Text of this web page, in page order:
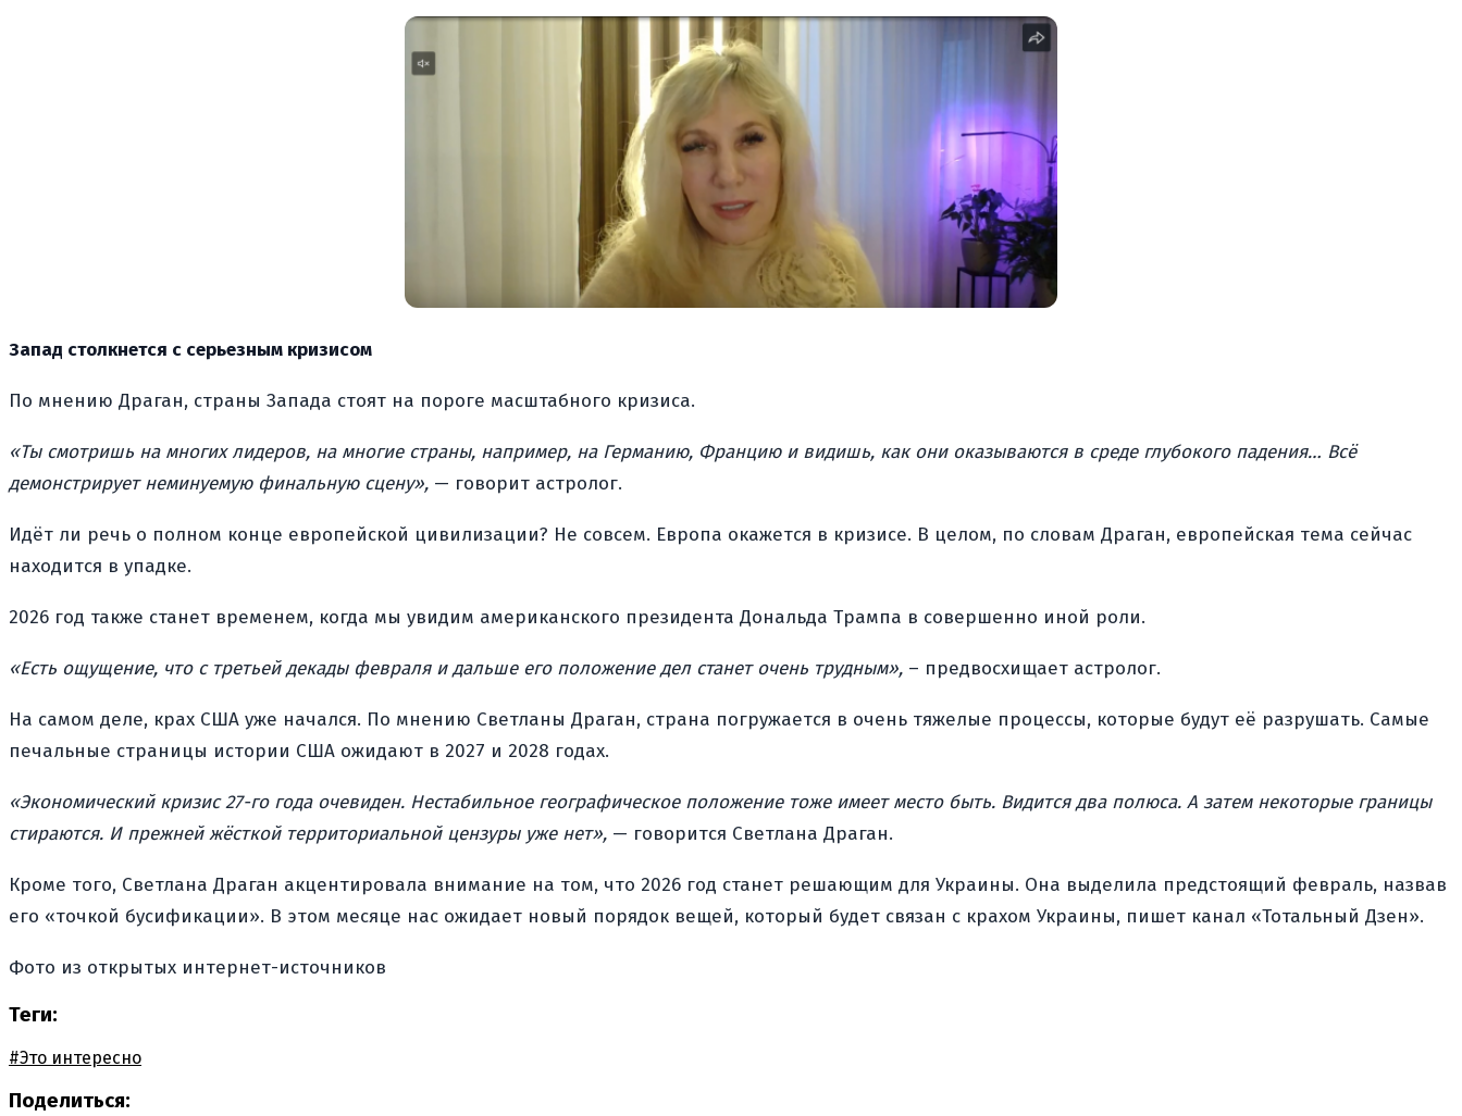
Запад столкнется с серьезным кризисом
По мнению Драган, страны Запада стоят на пороге масштабного кризиса.
«Ты смотришь на многих лидеров, на многие страны, например, на Германию, Францию и видишь, как они оказываются в среде глубокого падения… Всё
демонстрирует неминуемую финальную сцену», — говорит астролог.
Идёт ли речь о полном конце европейской цивилизации? Не совсем. Европа окажется в кризисе. В целом, по словам Драган, европейская тема сейчас
находится в упадке.
2026 год также станет временем, когда мы увидим американского президента Дональда Трампа в совершенно иной роли.
«Есть ощущение, что с третьей декады февраля и дальше его положение дел станет очень трудным», – предвосхищает астролог.
На самом деле, крах США уже начался. По мнению Светланы Драган, страна погружается в очень тяжелые процессы, которые будут её разрушать. Самые
печальные страницы истории США ожидают в 2027 и 2028 годах.
«Экономический кризис 27-го года очевиден. Нестабильное географическое положение тоже имеет место быть. Видится два полюса. А затем некоторые границы
стираются. И прежней жёсткой территориальной цензуры уже нет», — говорится Светлана Драган.
Кроме того, Светлана Драган акцентировала внимание на том, что 2026 год станет решающим для Украины. Она выделила предстоящий февраль, назвав
его «точкой бусификации». В этом месяце нас ожидает новый порядок вещей, который будет связан с крахом Украины, пишет канал «Тотальный Дзен».
Фото из открытых интернет-источников
Теги:
#Это интересно
Поделиться: